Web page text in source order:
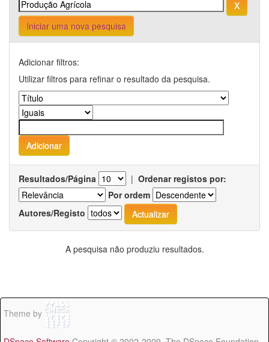
Iniciar uma nova pesquisa
Adicionar filtros:
Utilizar filtros para refinar o resultado da pesquisa.
Resultados/Página | Ordenar registos por:
Por ordem
Autores/Registo
A pesquisa não produziu resultados.
Theme by